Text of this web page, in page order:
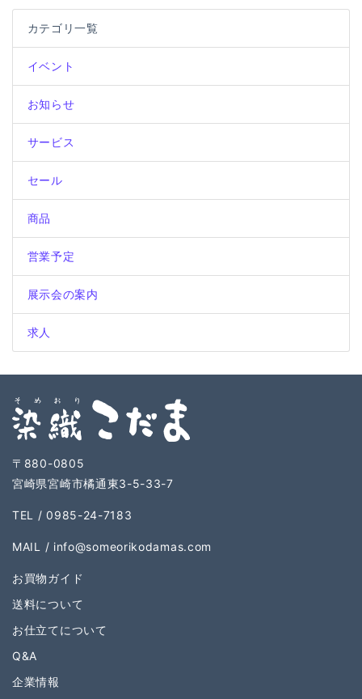
ビ
ゲ
ー
シ
ョ
ン
稿:
稿:
カテゴリ一覧
イベント
お知らせ
サービス
セール
商品
営業予定
展示会の案内
求人
〒880-0805
宮崎県宮崎市橘通東3-5-33-7
TEL / 0985-24-7183
MAIL / info@someorikodamas.com
お買物ガイド
送料について
お仕立てについて
Q&A
企業情報